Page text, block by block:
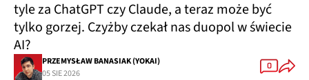
tyle za ChatGPT czy Claude, a teraz może być
tylko gorzej. Czyżby czekał nas duopol w świecie
AI?
PRZEMYSŁAW BANASIAK (YOKAI)
05 SIE 2026
0